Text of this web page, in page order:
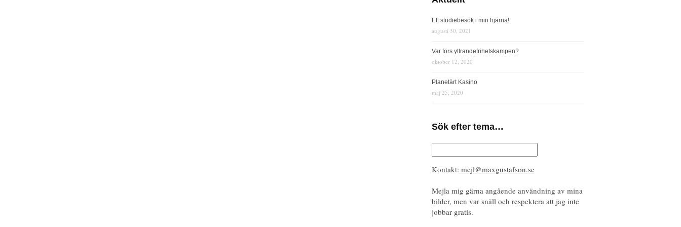
Ett studiebesök i min hjärna!
augusti 30, 2021
Var förs yttrandefrihetskampen?
oktober 12, 2020
Planetärt Kasino
maj 25, 2020
Sök efter tema…
Kontakt: mejl@maxgustafson.se
Mejla mig gärna angående användning av mina
bilder, men var snäll och respektera att jag inte
jobbar gratis.